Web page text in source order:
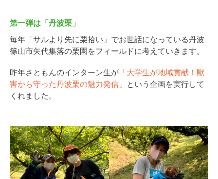
第一弾は「丹波栗」
毎年「サルより先に栗拾い」でお世話になっている丹波
篠山市矢代集落の栗園をフィールドに考えていきます。
昨年さともんのインターン生が 「大学生が地域貢献！獣
害から守った丹波栗の魅力発信」 という企画を実行して
くれました。